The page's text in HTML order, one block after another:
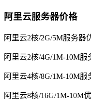
阿里云服务器价格
阿里云2核/2G/5M服务器
阿里云2核/4G/1M-10M服
阿里云4核/8G/1M-10M服
阿里云8核/16G/1M-10M